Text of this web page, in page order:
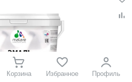
Корзина Избранное Профиль